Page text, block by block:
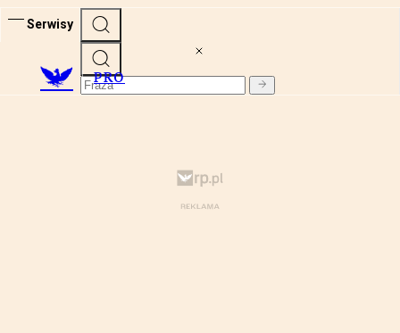
Serwisy
PRO